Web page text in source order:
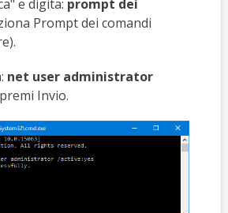
e digita: prompt dei
Prompt dei comandi
net user administrator
Invio.